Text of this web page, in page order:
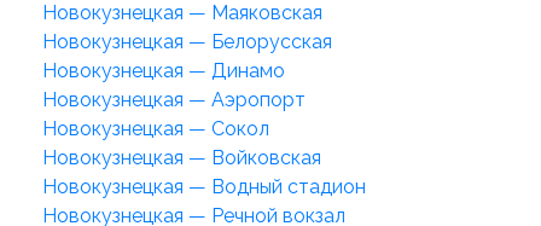
Новокузнецкая — Маяковская
Новокузнецкая — Белорусская
Новокузнецкая — Динамо
Новокузнецкая — Аэропорт
Новокузнецкая — Сокол
Новокузнецкая — Войковская
Новокузнецкая — Водный стадион
Новокузнецкая — Речной вокзал